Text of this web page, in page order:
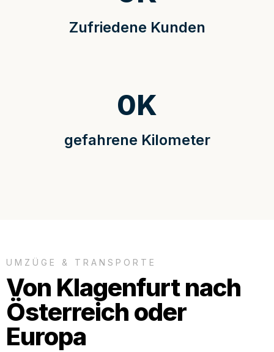
Zufriedene Kunden
gefahrene Kilometer
0K
UMZÜGE & TRANSPORTE
Von Klagenfurt nach
Österreich oder
Europa